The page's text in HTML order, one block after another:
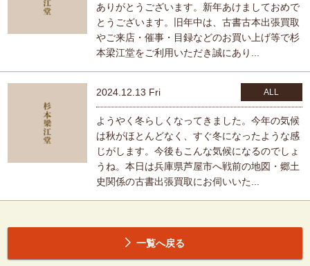
ありがとうございます。新年あけましておめで
とうございます。旧年中は、古書古本出張買取
やご来店・催事・目録などのお買い上げ等で杉
本梁江堂をご利用いただき誠にあり...
2024.12.13 Fri ALL
ようやく冬らしくなってきました。今年の気候
は秋がほとんどなく、すぐ冬になったような感
じがします。今後もこんな気候になるのでしょ
うね。本日は兵庫県芦屋市へ戦前の地図・郷土
史関係の古書出張買取にお伺いいた...
一覧へ戻る